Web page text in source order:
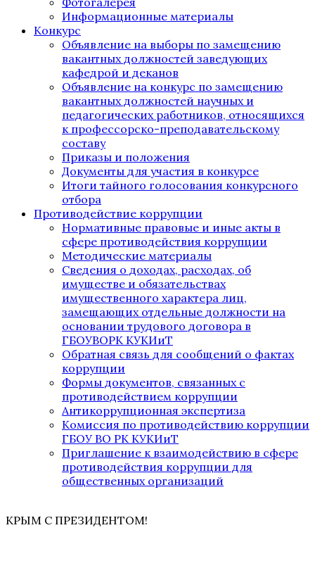
Информационные материалы
Конкурс
Объявление на выборы по замещению
вакантных должностей заведующих
кафедрой и деканов
Объявление на конкурс по замещению
вакантных должностей научных и
педагогических работников, относящихся
к профессорско-преподавательскому
составу
Приказы и положения
Документы для участия в конкурсе
Итоги тайного голосования конкурсного
отбора
Противодействие коррупции
Нормативные правовые и иные акты в
сфере противодействия коррупции
Методические материалы
Сведения о доходах, расходах, об
имуществе и обязательствах
имущественного характера лиц,
замещающих отдельные должности на
основании трудового договора в
ГБОУВОРК КУКИиТ
Обратная связь для сообщений о фактах
коррупции
Формы документов, связанных с
противодействием коррупции
Антикоррупционная экспертиза
Комиссия по противодействию коррупции
ГБОУ ВО РК КУКИиТ
Приглашение к взаимодействию в сфере
противодействия коррупции для
общественных организаций
КРЫМ С ПРЕЗИДЕНТОМ!